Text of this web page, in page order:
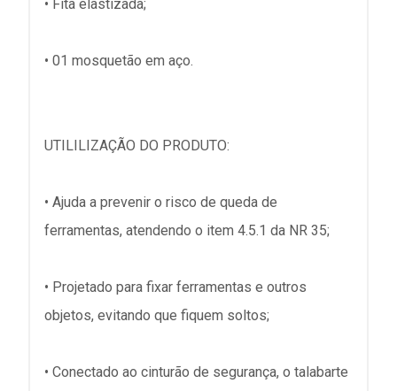
• Fita elastizada;
• 01 mosquetão em aço.
UTILILIZAÇÃO DO PRODUTO:
• Ajuda a prevenir o risco de queda de
ferramentas, atendendo o item 4.5.1 da NR 35;
• Projetado para fixar ferramentas e outros
objetos, evitando que fiquem soltos;
• Conectado ao cinturão de segurança, o talabarte